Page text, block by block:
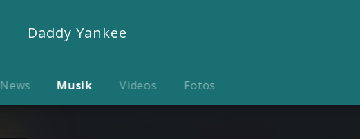
Daddy Yankee
News Musik Videos Fotos